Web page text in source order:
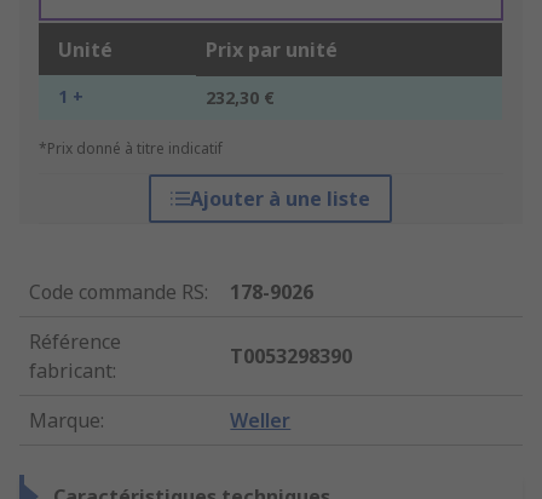
Unité Prix par unité
1 + 232,30 €
*Prix donné à titre indicatif
Ajouter à une liste
Code commande RS:
178-9026
Référence
fabricant:
T0053298390
Marque: Weller